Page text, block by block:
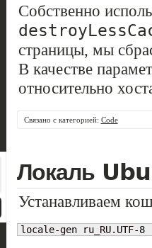
Собственно
страницы, мы
В качестве
относительно
Связано с категорией: Code
Локаль
Устанавливаем
locale-gen ru_RU.UTF-8